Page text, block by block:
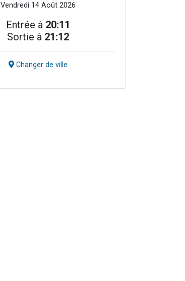
Vendredi 14 Août 2026
Entrée à 20:11
Sortie à 21:12
Changer de ville